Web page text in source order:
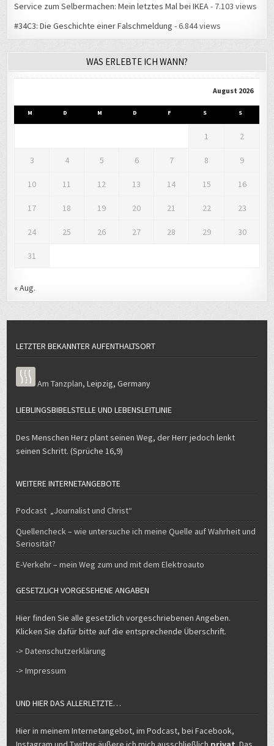
Service zum Selbermachen: Mein letztes Mal bei IKEA- 7.103 views
#34C3: Die Geschichte einer Falschmeldung - 6.844 views
WAS ERLEBTE ICH WANN?
August 2026
M D M D F S S
1 2
3 4 5 6 7 8 9
10 11 12 13 14 15 16
17 18 19 20 21 22 23
24 25 26 27 28 29 30
31
« Aug.
LETZTER BEKANNTER AUFENTHALTSORT
Am Tanzplan,Leipzig,Germany
LIEBLINGSBIBELSTELLE UND LEBENSLEITLINIE
Des Menschen Herz plant seinen Weg, der Herr jedoch lenkt
seinen Schritt. (Sprüche 16,9)
WEITERE INTERNETANGEBOTE
Podcast „Journalist und Christ“
Quellencheck – wie untersuche ich meine Quelle auf Wahrheit und
Seriosität?
E-Verkehr – mein Weg zum und mit dem Elektroauto
GESETZLICH VORGESEHENE ANGABEN
Hier finden Sie alle gesetzlich vorgeschriebenen Angeben.
Klicken Sie dafür bitte auf die entsprechende Überschrift.
-> Datenschutzerklärung
-> Impressum
UND HIER DAS ALLERLETZTE…
Hier in meinem Internetangebot, im Podcast, bei Facebook,